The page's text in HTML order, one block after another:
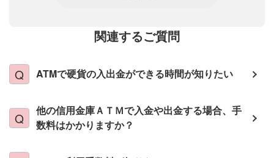
関連するご質問
ATMで硬貨の入出金ができる時間が知りたい
他の信用金庫ＡＴＭで入金や出金する場合、手
数料はかかりますか？